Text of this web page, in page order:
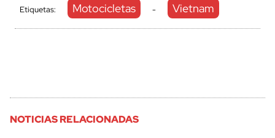
Etiquetas: Motocicletas - Vietnam
NOTICIAS RELACIONADAS